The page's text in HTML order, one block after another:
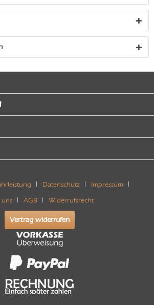
Datenschutz Impressum
uns AGB Widerrufsrecht
Vertrag widerrufen